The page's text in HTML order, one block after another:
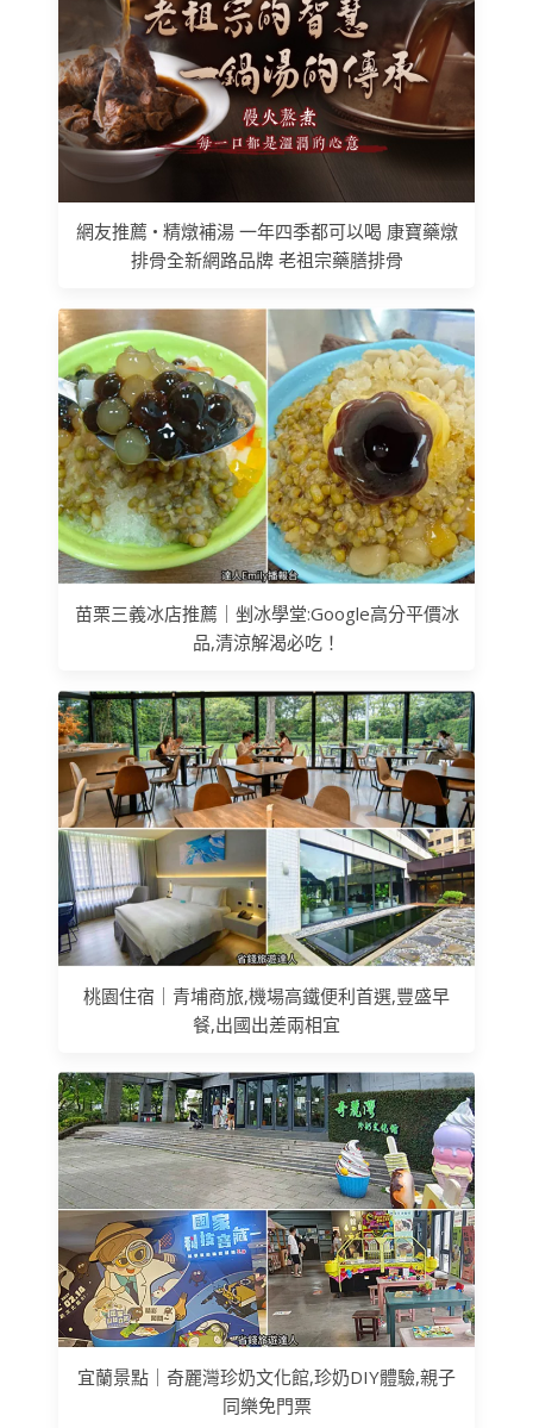
網友推薦 • 精燉補湯 一年四季都可以喝 康寶藥燉
排骨全新網路品牌 老祖宗藥膳排骨
苗栗三義冰店推薦｜剉冰學堂:Google高分平價冰
品,清涼解渴必吃！
桃園住宿｜青埔商旅,機場高鐵便利首選,豐盛早
餐,出國出差兩相宜
宜蘭景點｜奇麗灣珍奶文化館,珍奶DIY體驗,親子
同樂免門票